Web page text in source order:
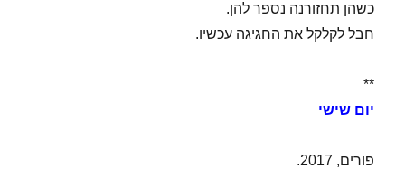
כשהן תחזורנה נספר להן.
חבל לקלקל את החגיגה עכשיו.
**
יום שישי
פורים, 2017.